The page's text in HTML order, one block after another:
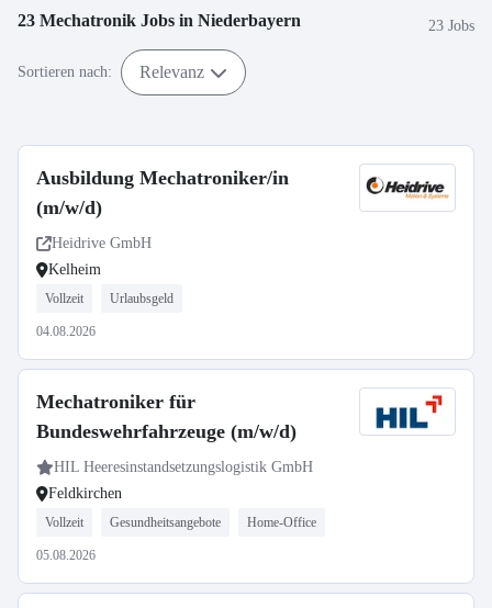
23 Mechatronik Jobs in Niederbayern 23 Jobs
Sortieren nach: Relevanz
Ausbildung Mechatroniker/in
(m/w/d)
Heidrive GmbH
Kelheim
Vollzeit Urlaubsgeld
04.08.2026
Mechatroniker für
Bundeswehrfahrzeuge (m/w/d)
HIL Heeresinstandsetzungslogistik GmbH
Feldkirchen
Vollzeit Gesundheitsangebote Home-Office
05.08.2026